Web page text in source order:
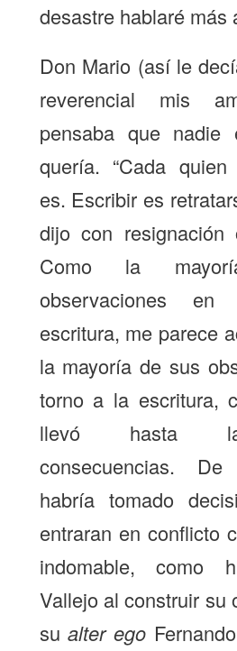
desastre hablaré más
Don Mario (así le
reverencial mis
pensaba que nadie
quería. “Cada
es. Escribir es
dijo con resignación
Como la
observaciones
escritura, me parece
la mayoría de sus
torno a la escritura,
llevó hasta
consecuencias.
habría tomado
entraran en conflicto
indomable, como
Vallejo al construir su
sualter ego